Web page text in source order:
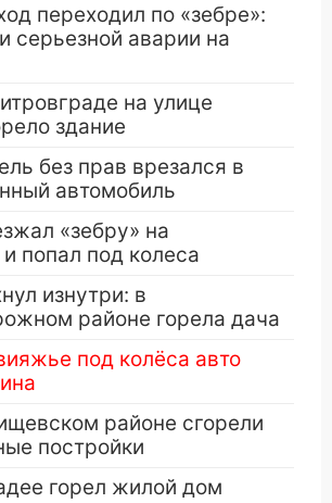
переходил по «зебре»:
серьезной аварии на
на улице
здание
без прав врезался в
автомобиль
«зебру» на
попал под колеса
изнутри: в
районе горела дача
под колёса авто
районе сгорели
постройки
горел жилой дом